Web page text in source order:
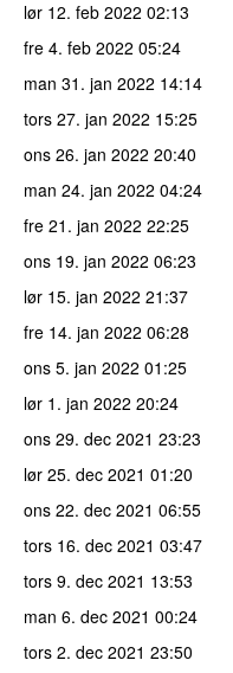
lør 12. feb 2022 02:13
fre 4. feb 2022 05:24
man 31. jan 2022 14:14
tors 27. jan 2022 15:25
ons 26. jan 2022 20:40
man 24. jan 2022 04:24
fre 21. jan 2022 22:25
ons 19. jan 2022 06:23
lør 15. jan 2022 21:37
fre 14. jan 2022 06:28
ons 5. jan 2022 01:25
lør 1. jan 2022 20:24
ons 29. dec 2021 23:23
lør 25. dec 2021 01:20
ons 22. dec 2021 06:55
tors 16. dec 2021 03:47
tors 9. dec 2021 13:53
man 6. dec 2021 00:24
tors 2. dec 2021 23:50